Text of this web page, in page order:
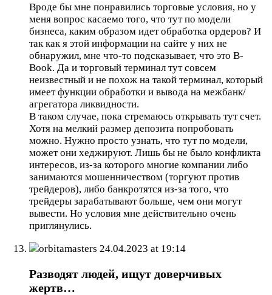
Вроде бы мне понравились торговые условия, но у
меня вопрос касаемо того, что тут по модели
бизнеса, каким образом идет обработка ордеров? И
так как я этой информации на сайте у них не
обнаружил, мне что-то подсказывает, что это B-
Book. Да и торговый терминал тут совсем
неизвестный и не похож на такой терминал, который
имеет функции обработки и вывода на межбанк/
агрегатора ликвидности.
В таком случае, пока стремаюсь открывать тут счет.
Хотя на мелкий размер депозита попробовать
можно. Нужно просто узнать, что тут по модели,
может они хеджируют. Лишь бы не было конфликта
интересов, из-за которого многие компании либо
занимаются мошенничеством (торгуют против
трейдеров), либо банкротятся из-за того, что
трейдеры зарабатывают больше, чем они могут
вывести. Но условия мне действительно очень
приглянулись.
orbitamasters 24.04.2023 at 19:14
Разводят людей, ищут доверчивых
жертв…